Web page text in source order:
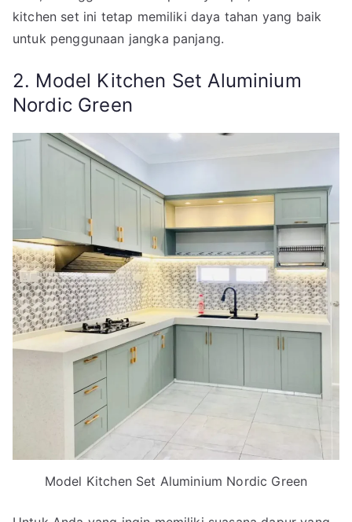
kitchen set ini tetap memiliki daya tahan yang baik
untuk penggunaan jangka panjang.
2. Model Kitchen Set Aluminium
Nordic Green
Model Kitchen Set Aluminium Nordic Green